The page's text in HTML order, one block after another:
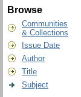
Browse
Communities
& Collections
Issue Date
Author
Title
Subject